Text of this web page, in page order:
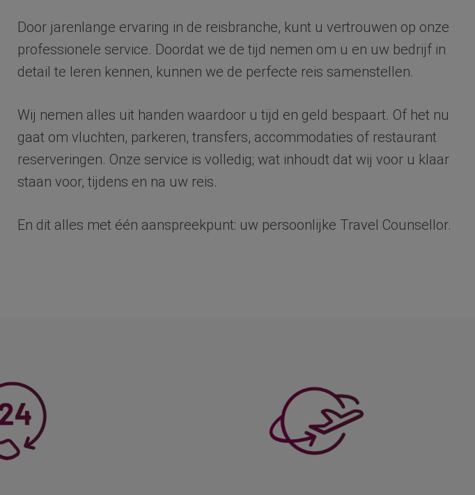
Door jarenlange ervaring in de reisbranche, kunt u vertrouwen op onze
professionele service. Doordat we de tijd nemen om u en uw bedrijf in
detail te leren kennen, kunnen we de perfecte reis samenstellen.
Wij nemen alles uit handen waardoor u tijd en geld bespaart. Of het nu
gaat om vluchten, parkeren, transfers, accommodaties of restaurant
reserveringen. Onze service is volledig; wat inhoudt dat wij voor u klaar
staan voor, tijdens en na uw reis.
En dit alles met één aanspreekpunt: uw persoonlijke Travel Counsellor.